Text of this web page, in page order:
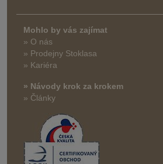
Mohlo by vás zajímat
» O nás
» Prodejny Stoklasa
» Kariéra
» Návody krok za krokem
» Články